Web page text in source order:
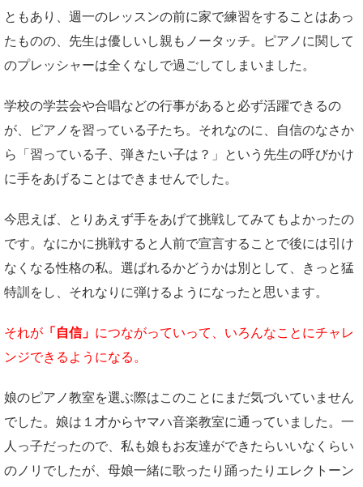
ともあり、週一のレッスンの前に家で練習をすることはあっ
たものの、先生は優しいし親もノータッチ。ピアノに関して
のプレッシャーは全くなしで過ごしてしまいました。
学校の学芸会や合唱などの行事があると必ず活躍できるの
が、ピアノを習っている子たち。それなのに、自信のなさか
ら「習っている子、弾きたい子は？」という先生の呼びかけ
に手をあげることはできませんでした。
今思えば、とりあえず手をあげて挑戦してみてもよかったの
です。なにかに挑戦すると人前で宣言することで後には引け
なくなる性格の私。選ばれるかどうかは別として、きっと猛
特訓をし、それなりに弾けるようになったと思います。
それが 「自信」 につながっていって、いろんなことにチャレ
ンジできるようになる。
娘のピアノ教室を選ぶ際はこのことにまだ気づいていません
でした。娘は１才からヤマハ音楽教室に通っていました。一
人っ子だったので、私も娘もお友達ができたらいいなくらい
のノリでしたが、母娘一緒に歌ったり踊ったりエレクトーン